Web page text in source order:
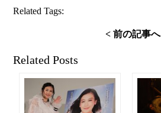
Related Tags:
< 前の記事へ
Related Posts